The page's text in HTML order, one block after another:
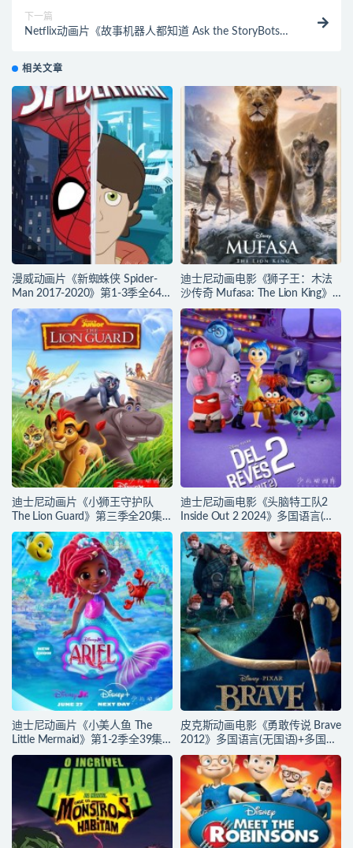
下一篇
Netflix动画片《故事机器人都知道 Ask the StoryBots》
相关文章
漫威动画片《新蜘蛛侠 Spider-
Man 2017-2020》第1-3季全64集
多国语言(含国语)+多国字幕(含中
文) 官方纯净收藏版
720P/MKV/27.9G 动画片蜘蛛侠
下载
迪士尼动画电影《狮子王：木法
沙传奇 Mufasa: The Lion King》
多国语言(含国语)+多国字幕(含中
文) 官方纯净收藏版
720P/MKV/6.61G 动画片下载
迪士尼动画片《小狮王守护队
The Lion Guard》第三季全20集
多国语言(含国语)+多国字幕(含中
文) 官方纯净收藏版
720P/MKV/15.9G 动画片小狮王
守护队下载
迪士尼动画电影《头脑特工队2
Inside Out 2 2024》多国语言(含
国语)+多国字幕(含中文) 官方纯净
收藏版 720P/MKV/4.75G 动画片
头脑特工队下载
迪士尼动画片《小美人鱼 The
Little Mermaid》第1-2季全39集
多国语言(含国语)+英文字幕 官方
纯净收藏版 720P/MKV/37G 动画
片小美人鱼下载
皮克斯动画电影《勇敢传说 Brave
2012》多国语言(无国语)+多国字
幕(含中文) 官方纯净收藏版
720P/MKV/2.43G 动画片勇敢传
说下载